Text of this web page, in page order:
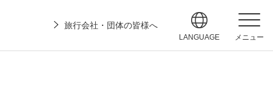
旅行会社・団体の皆様へ
LANGUAGE メニュー